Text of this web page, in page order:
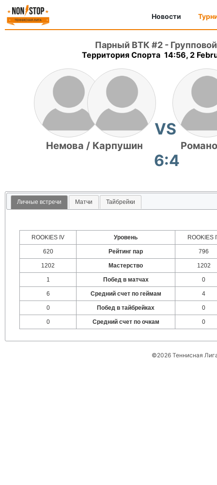
Новости
Парный ВТК #2 -
Территория Спорта 14:56, 2
Немова / Карпушин
VS
6:4
Личные встречи Матчи Тайбрейки
ROOKIES IV Уровень ROOKIES
620 Рейтинг пар 796
1202 Мастерство 1202
1 Побед в матчах 0
6 Средний счет по геймам 4
0 Побед в тайбрейках 0
0 Средний счет по очкам 0
©2026 Теннисная